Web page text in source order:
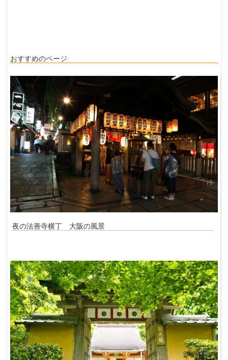
おすすめのページ:
夜の法善寺横丁 大阪の風景